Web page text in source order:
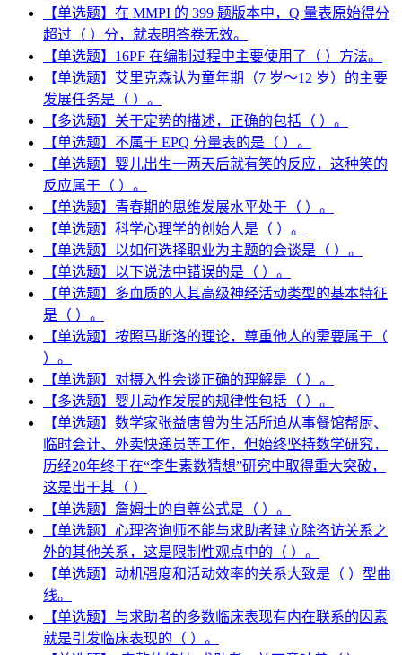
【单选题】在 MMPI 的 399 题版本中，Q 量表原始得分
超过（ ）分，就表明答卷无效。
【单选题】16PF 在编制过程中主要使用了（ ）方法。
【单选题】艾里克森认为童年期（7 岁～12 岁）的主要
发展任务是（ ）。
【多选题】关于定势的描述，正确的包括（ ）。
【单选题】不属于 EPQ 分量表的是（ ）。
【单选题】婴儿出生一两天后就有笑的反应，这种笑的
反应属于（ ）。
【单选题】青春期的思维发展水平处于（ ）。
【单选题】科学心理学的创始人是（ ）。
【单选题】以如何选择职业为主题的会谈是（ ）。
【单选题】以下说法中错误的是（ ）。
【单选题】多血质的人其高级神经活动类型的基本特征
是（ ）。
【单选题】按照马斯洛的理论，尊重他人的需要属于（
）。
【单选题】对摄入性会谈正确的理解是（ ）。
【多选题】婴儿动作发展的规律性包括（ ）。
【单选题】数学家张益唐曾为生活所迫从事餐馆帮厨、
临时会计、外卖快递员等工作，但始终坚持数学研究，
历经20年终于在“李生素数猜想”研究中取得重大突破，
这是出于其（ ）
【单选题】詹姆士的自尊公式是（ ）。
【单选题】心理咨询师不能与求助者建立除咨访关系之
外的其他关系，这是限制性观点中的（ ）。
【单选题】动机强度和活动效率的关系大致是（ ）型曲
线。
【单选题】与求助者的多数临床表现有内在联系的因素
就是引发临床表现的（ ）。